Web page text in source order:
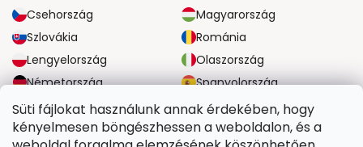
Süti fájlokat használunk annak érdekében, hogy
kényelmesen böngészhessen a weboldalon, és a
Csehország
Magyarország
Szlovákia
Románia
Lengyelország
Olaszország
Németország
Spanyolország
Nagy-Britannia
Ausztria